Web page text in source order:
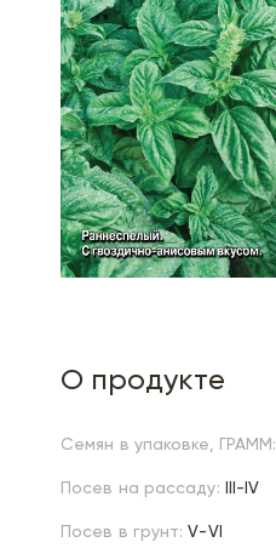
О продукте
Семян в упаковке, ГРАММ:
Посев на рассаду: III-IV
Посев в грунт: V-VI